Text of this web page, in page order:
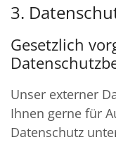
3.
Gesetzlich
Unser externer
Ihnen gerne für
Datenschutz